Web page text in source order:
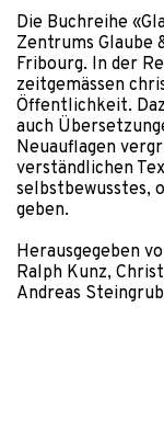
Die Buchreihe
Zentrums Glaube
Fribourg. In der
zeitgemässen
Öffentlichkeit.
auch
Neuauflagen
verständlichen
selbstbewusstes,
geben.
Herausgegeben
Ralph Kunz,
Andreas